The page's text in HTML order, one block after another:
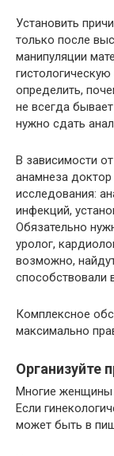
Установить
только после
манипуляции
гистологическую
определить,
не всегда
нужно сдать
В зависимости
анамнеза
исследования:
инфекций,
Обязательно
уролог,
возможно,
способствовали
Комплексное
максимально
Организуйте
Многие женщины
Если
может быть в